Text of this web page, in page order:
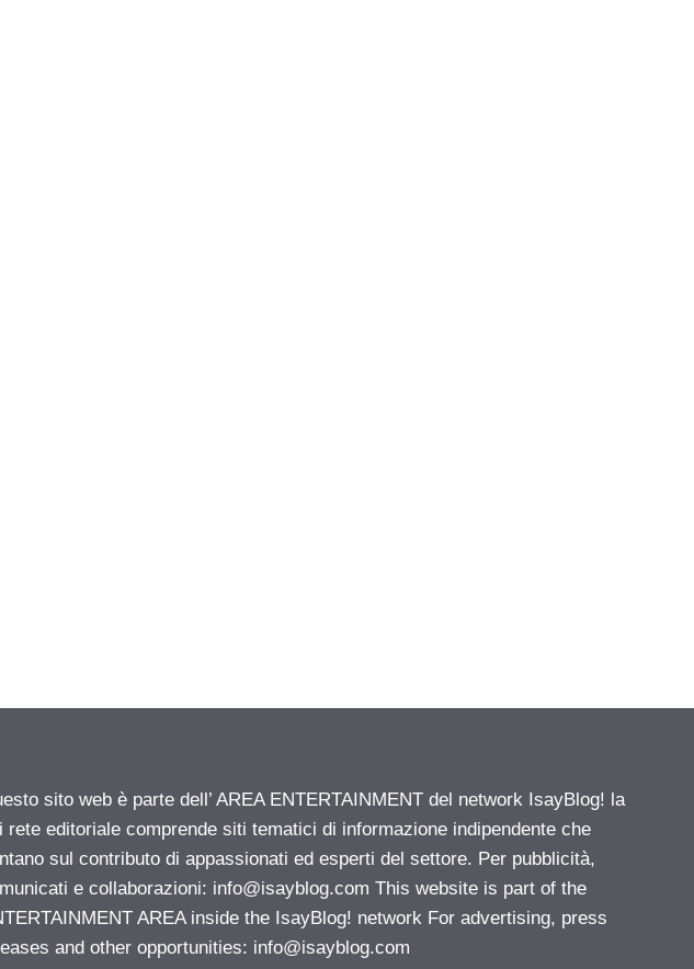
sito web è parte dell’ AREA ENTERTAINMENT del network IsayBlog! la
rete editoriale comprende siti tematici di informazione indipendente che
sul contributo di appassionati ed esperti del settore. Per pubblicità,
e collaborazioni: info@isayblog.com This website is part of the
AREA inside the IsayBlog! network For advertising, press
and other opportunities: info@isayblog.com